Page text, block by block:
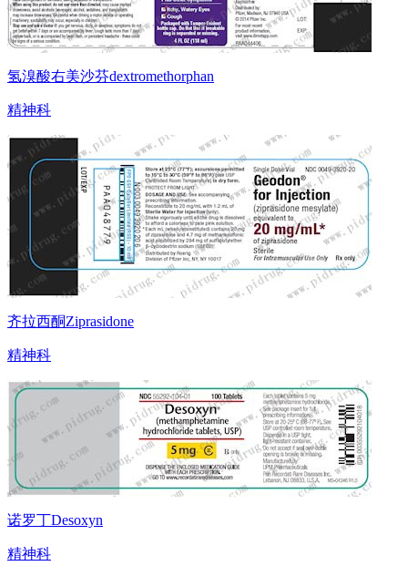
氢溴酸右美沙芬dextromethorphan
精神科
齐拉西酮Ziprasidone
精神科
诺罗丁Desoxyn
精神科